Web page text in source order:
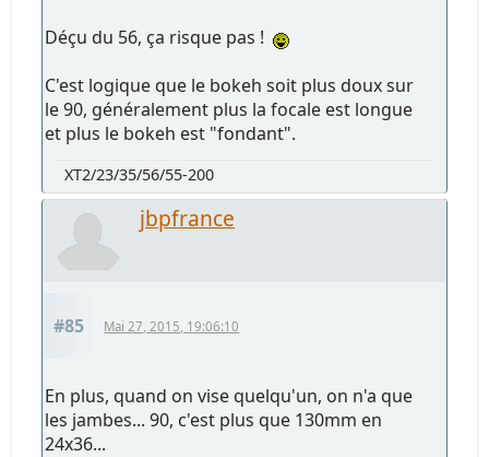
Déçu du 56, ça risque pas !
C'est logique que le bokeh soit plus doux sur
le 90, généralement plus la focale est longue
et plus le bokeh est "fondant".
XT2/23/35/56/55-200
jbpfrance
#85 Mai 27, 2015, 19:06:10
En plus, quand on vise quelqu'un, on n'a que
les jambes... 90, c'est plus que 130mm en
24x36...